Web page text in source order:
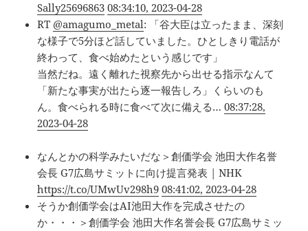
Sally25696863 08:34:10, 2023-04-28
RT @amagumo_metal: 「谷大臣は立ったまま、深刻
な様子で5分ほど話していました。ひとしきり電話が
終わって、食べ始めたという感じです」
当然だね。遠く離れた視察先から出せる指示なんて
「新たな事実が出たら逐一報告しろ」くらいのも
ん。食べられる時に食べて次に備える…08:37:28,
2023-04-28
なんとかの科学みたいだな＞創価学会 池田大作名誉
会長 G7広島サミットに向け提言発表 | NHK
https://t.co/UMwUv298h9 08:41:02, 2023-04-28
そうか創価学会はAI池田大作を完成させたの
か・・・＞創価学会 池田大作名誉会長 G7広島サミッ